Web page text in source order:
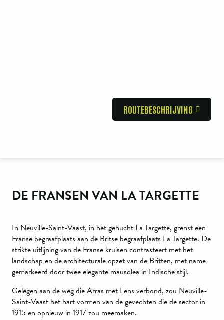
ROUTEBESCHRIJVING
DE FRANSEN VAN LA TARGETTE
In Neuville-Saint-Vaast, in het gehucht La Targette, grenst een
Franse begraafplaats aan de Britse begraafplaats La Targette. De
strikte uitlijning van de Franse kruisen contrasteert met het
landschap en de architecturale opzet van de Britten, met name
gemarkeerd door twee elegante mausolea in Indische stijl.
Gelegen aan de weg die Arras met Lens verbond, zou Neuville-
Saint-Vaast het hart vormen van de gevechten die de sector in
1915 en opnieuw in 1917 zou meemaken.